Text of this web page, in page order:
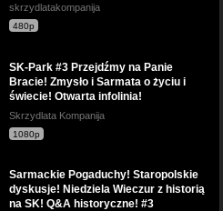
skrzydlatakompanija
480p
SK-Park #3 Przejdźmy na Panie
Bracie! Zmysło i Sarmata o życiu i
świecie! Otwarta infolinia!
Skrzydlata Kompanija
1080p
Sarmackie Pogaduchy! Staropolskie
dyskusje! Niedziela Wieczur z historią
na SK! Q&A historyczne! #3